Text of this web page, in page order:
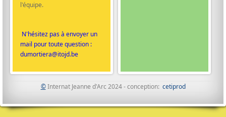
l'équipe.
N'hésitez pas à envoyer un
mail pour toute question :
dumortiera@itojd.be
©Internat Jeanne d'Arc 2024 - conception: cetiprod